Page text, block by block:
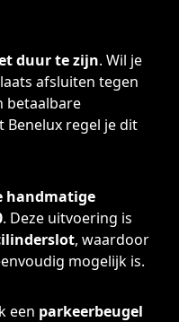
duur te zijn. Wil je
afsluiten tegen
betaalbare
Benelux regel je dit
handmatige
. Deze uitvoering is
, waardoor
mogelijk is.
een parkeerbeugel